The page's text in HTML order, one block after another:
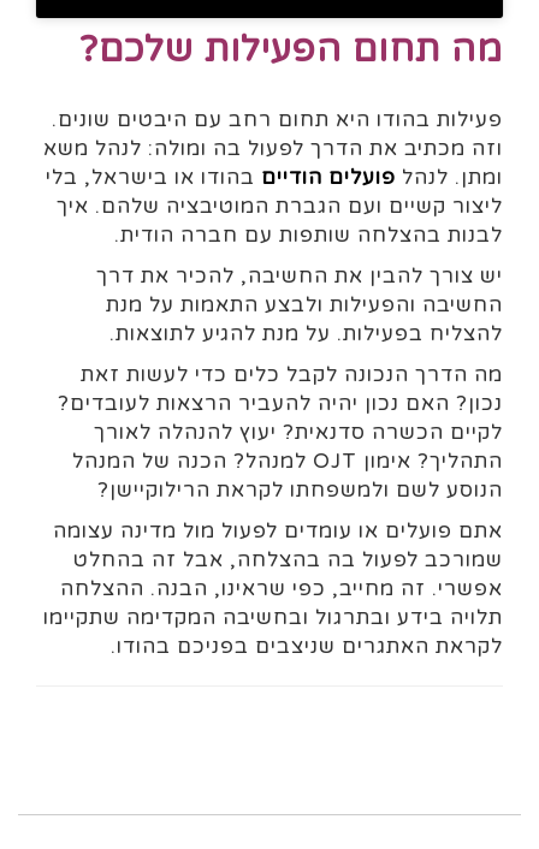
מה תחום הפעילות שלכם?
פעילות בהודו היא תחום רחב עם היבטים שונים.
וזה מכתיב את הדרך לפעול בה ומולה: לנהל משא
ומתן. לנהל פועלים הודיים בהודו או בישראל, בלי
ליצור קשיים ועם הגברת המוטיבציה שלהם. איך
לבנות בהצלחה שותפות עם חברה הודית.
יש צורך להבין את החשיבה, להכיר את דרך
החשיבה והפעילות ולבצע התאמות על מנת
להצליח בפעילות. על מנת להגיע לתוצאות.
מה הדרך הנכונה לקבל כלים כדי לעשות זאת
נכון? האם נכון יהיה להעביר הרצאות לעובדים?
לקיים הכשרה סדנאית? יעוץ להנהלה לאורך
התהליך? אימון OJT למנהל? הכנה של המנהל
הנוסע לשם ולמשפחתו לקראת הרילוקיישן?
אתם פועלים או עומדים לפעול מול מדינה עצומה
שמורכב לפעול בה בהצלחה, אבל זה בהחלט
אפשרי. זה מחייב, כפי שראינו, הבנה. ההצלחה
תלויה בידע ובתרגול ובחשיבה המקדימה שתקיימו
לקראת האתגרים שניצבים בפניכם בהודו.